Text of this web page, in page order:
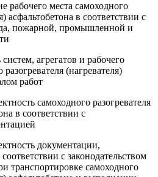
рабочего места самоходного
асфальтобетона в соответствии с
пожарной, промышленной и
агрегатов и рабочего
(нагревателя)
работ
самоходного разогревателя
в соответствии с
документации,
с законодательством
транспортировке самоходного